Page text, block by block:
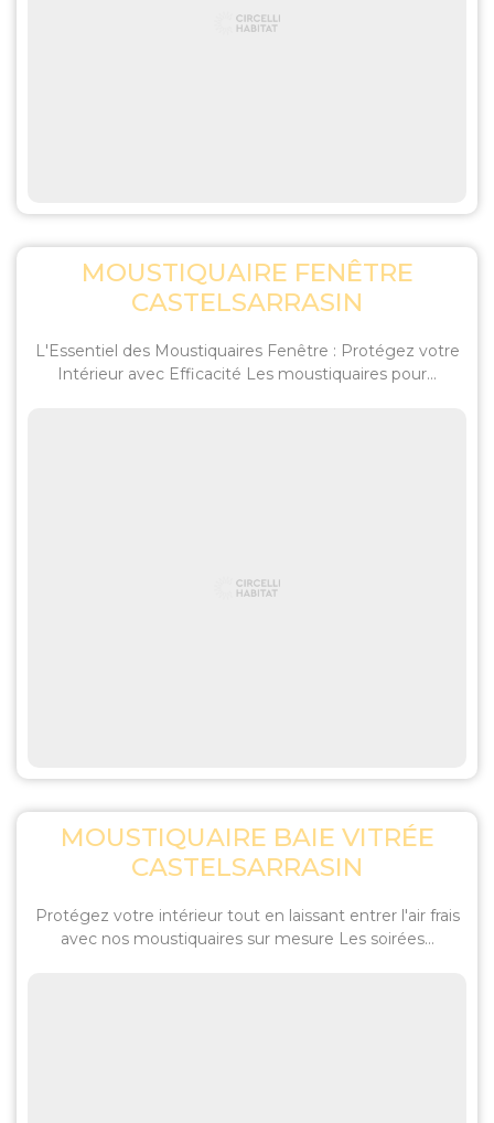
MOUSTIQUAIRE FENÊTRE
CASTELSARRASIN
L'Essentiel des Moustiquaires Fenêtre : Protégez votre
Intérieur avec Efficacité Les moustiquaires pour...
MOUSTIQUAIRE BAIE VITRÉE
CASTELSARRASIN
Protégez votre intérieur tout en laissant entrer l'air frais
avec nos moustiquaires sur mesure Les soirées...